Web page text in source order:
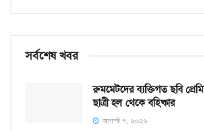
সর্বশেষ খবর
রুমমেটদের ব্যক্তিগত ছবি
ছাত্রী হল থেকে বহিষ্কার
আগস্ট ৭, ২০২৬